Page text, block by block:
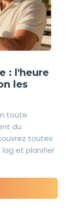
: l'heure
les
toute
du
toutes
et planifier